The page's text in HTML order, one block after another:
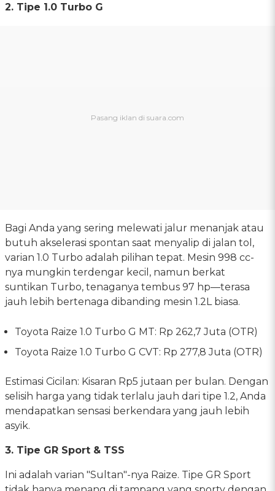
2. Tipe 1.0 Turbo G
Bagi Anda yang sering melewati jalur menanjak atau
butuh akselerasi spontan saat menyalip di jalan tol,
varian 1.0 Turbo adalah pilihan tepat. Mesin 998 cc-
nya mungkin terdengar kecil, namun berkat
suntikan Turbo, tenaganya tembus 97 hp—terasa
jauh lebih bertenaga dibanding mesin 1.2L biasa.
Toyota Raize 1.0 Turbo G MT: Rp 262,7 Juta (OTR)
Toyota Raize 1.0 Turbo G CVT: Rp 277,8 Juta (OTR)
Estimasi Cicilan: Kisaran Rp5 jutaan per bulan. Dengan
selisih harga yang tidak terlalu jauh dari tipe 1.2, Anda
mendapatkan sensasi berkendara yang jauh lebih
asyik.
3. Tipe GR Sport & TSS
Ini adalah varian "Sultan"-nya Raize. Tipe GR Sport